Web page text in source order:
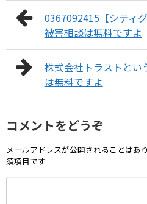
0367092415【シティ
被害相談は無料ですよ
株式会社トラストとい
は無料ですよ
コメントをどうぞ
メールアドレスが公開されることはあり
須項目です